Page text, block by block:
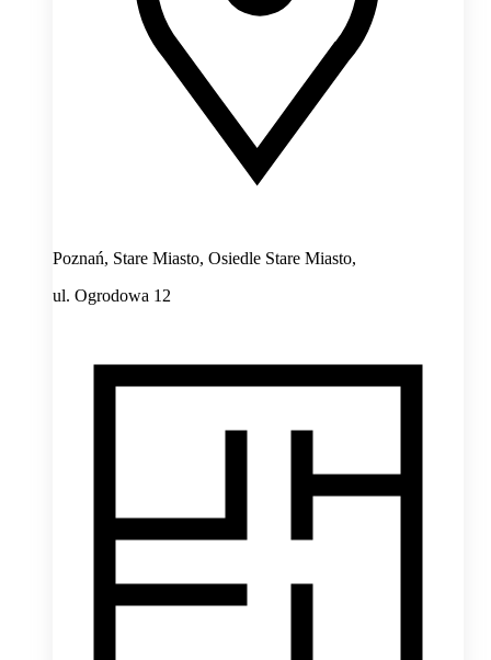
Poznań, Stare Miasto, Osiedle Stare Miasto,
ul. Ogrodowa 12